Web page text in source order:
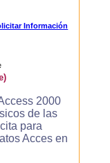
Información
2000
de las
para
Acces en